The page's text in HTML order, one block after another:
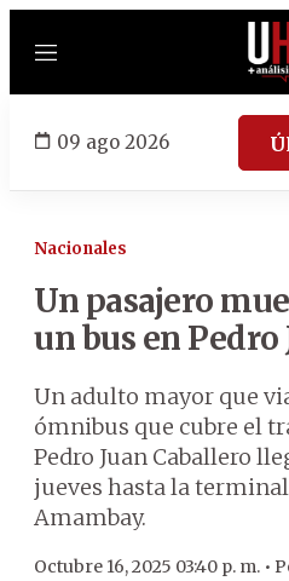
Menú
09 ago 2026
Nacionales
Un pasajero
un bus en Pedro
Un adulto mayor que
ómnibus que cubre el
Pedro Juan Caballero
jueves hasta la
Amambay.
Octubre 16, 2025 03:40 p. m. •